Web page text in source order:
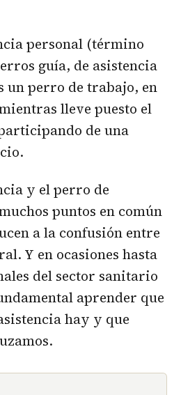
personal (término
guía, de asistencia
un perro de trabajo, en
lleve puesto el
de una
y el perro de
puntos en común
a la confusión entre
Y en ocasiones hasta
del sector sanitario
aprender que
hay y que